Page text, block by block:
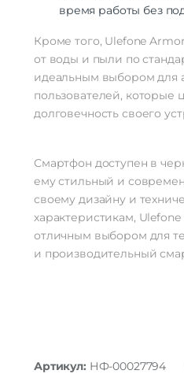
время работы без
Кроме того, Ulefone
от воды и пыли по
идеальным выбором для
пользователей, которые
долговечность своего
Смартфон доступен в
ему стильный и
своему дизайну и
характеристикам, Ulefone
отличным выбором для
и производительный
Артикул: НФ-00027794